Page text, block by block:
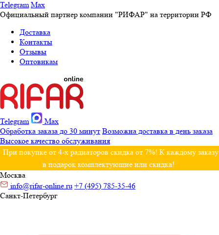
Telegram Max
Официальный партнер компании "РИФАР" на территории РФ
Доставка
Контакты
Отзывы
Оптовикам
Telegram
Max
Обработка заказа до 30 минут Возможна доставка в день заказа
Высокое качество обслуживания
При покупке от 4-х радиаторов скидка от 7%! К каждому заказу
в подарок комплектующие или скидка!
Москва
info@rifar-online.ru +7 (495) 785-35-46
Санкт-Петербург